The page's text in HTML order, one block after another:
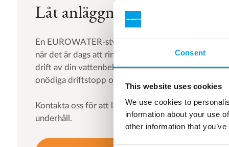
Consent
This website uses cookies
We use cookies to
information about your use
other information that
Låt anläggningen vara din
En EUROWATER-styrpanel har en integrerad
när det är dags att ringa förebyggande service.
drift av din vattenbehandlingsanläggning där du
onödiga driftstopp och kostnader.
Kontakta oss för att lära dig mer om dina alternativ
underhåll.